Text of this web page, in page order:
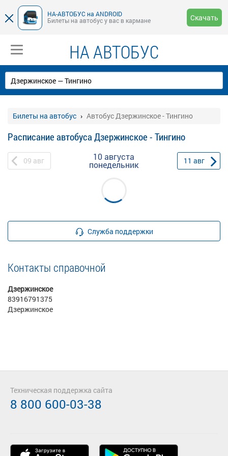
НА-АВТОБУС на ANDROID
Билеты на автобус у вас в кармане
Скачать
НА АВТОБУС
Билеты на автобус Автобус Дзержинское - Тингино
Расписание автобуса Дзержинское - Тингино
09 авг 10 августа
понедельник 11 авг
Служба поддержки
Контакты справочной
Дзержинское
83916791375
Дзержинское
Техническая поддержка сайта
8 800 600-03-38